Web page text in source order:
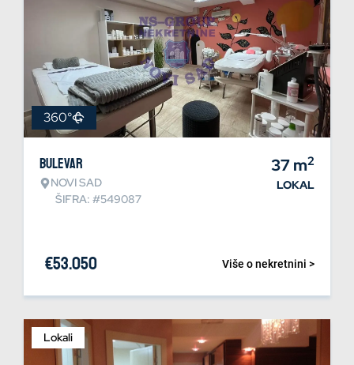
360°
Bulevar
NOVI SAD
ŠIFRA: #549087
37m2
LOKAL
Više o nekretnini >
€53.050
Lokali